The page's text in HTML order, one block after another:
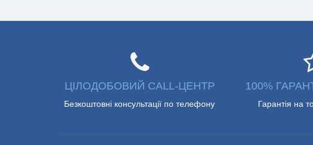
ЦІЛОДОБОВИЙ CALL-ЦЕНТР
Безкоштовні консультації по телефону
100%
Гарантія на